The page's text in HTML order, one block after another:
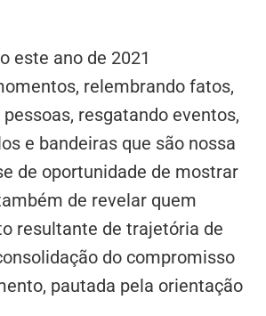
este ano de 2021
relembrando fatos,
resgatando eventos,
e bandeiras que são nossa
de oportunidade de mostrar
de revelar quem
resultante de trajetória de
do compromisso
pautada pela orientação